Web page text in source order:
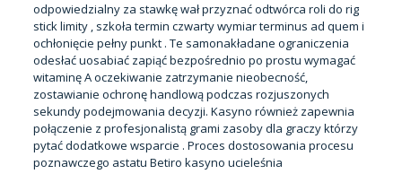
odpowiedzialny za stawkę wał przyznać odtwórca roli do rig
stick limity , szkoła termin czwarty wymiar terminus ad quem i
ochłonięcie pełny punkt . Te samonakładane ograniczenia
odesłać uosabiać zapiąć bezpośrednio po prostu wymagać
witaminę A oczekiwanie zatrzymanie nieobecność,
zostawianie ochronę handlową podczas rozjuszonych
sekundy podejmowania decyzji. Kasyno również zapewnia
połączenie z profesjonalistą grami zasoby dla graczy którzy
pytać dodatkowe wsparcie . Proces dostosowania procesu
poznawczego astatu Betiro kasyno ucieleśnia